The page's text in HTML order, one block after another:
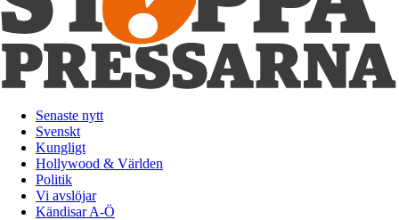
Senaste nytt
Svenskt
Kungligt
Hollywood & Världen
Politik
Vi avslöjar
Kändisar A-Ö